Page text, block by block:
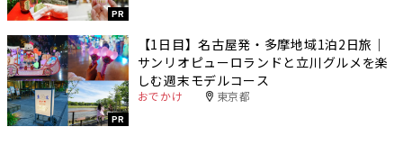
PR
PR
【1日目】名古屋発・多摩地域1泊2日旅｜
サンリオピューロランドと立川グルメを楽
しむ週末モデルコース
おでかけ 東京都